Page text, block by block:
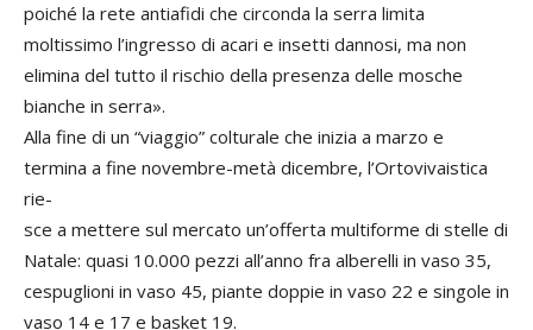
poiché la rete antiafidi che circonda la serra limita
moltissimo l’ingresso di acari e insetti dannosi, ma non
elimina del tutto il rischio della presenza delle mosche
bianche in serra».
Alla fine di un “viaggio” colturale che inizia a marzo e
termina a fine novembre-metà dicembre, l’Ortovivaistica
rie­-
sce a mettere sul mercato un’offerta multiforme di stelle di
Natale: quasi 10.000 pezzi all’anno fra alberelli in vaso 35,
cespuglioni in vaso 45, piante doppie in vaso 22 e singole in
vaso 14 e 17 e basket 19.